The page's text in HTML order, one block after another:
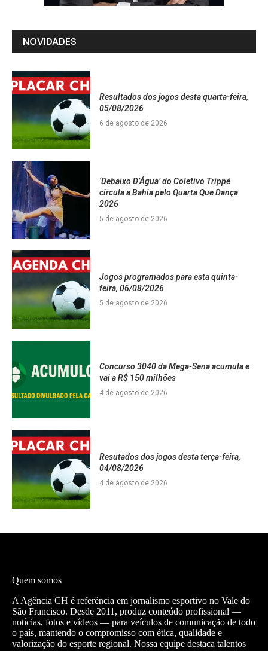
NOVIDADES
Resultados dos jogos desta quarta-feira,
05/08/2026
6 de agosto de 2026
‘Debaixo D’Água’ do Coletivo Trippé
circula a Bahia pelo Quarta Que Dança
2026
5 de agosto de 2026
Jogos programados para esta quinta-
feira, 06/08/2026
5 de agosto de 2026
Concurso 3040 da Mega-Sena acumula e
vai a R$ 150 milhões
4 de agosto de 2026
Resutados dos jogos desta terça-feira,
04/08/2026
4 de agosto de 2026
Quem somos
A Agência CH é referência em jornalismo esportivo no Vale do
São Francisco. Desde 2011, produz conteúdo profissional —
notícias, fotos e vídeos — para veículos de comunicação de todo
o país, mantendo o compromisso com ética, qualidade e
valorização do esporte regional. Nossa equipe destaca talentos